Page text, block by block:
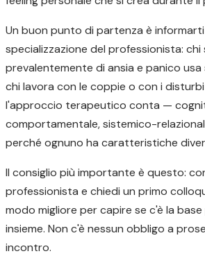
Un buon punto di partenza è informarti
specializzazione del professionista: chi
prevalentemente di ansia e panico
chi lavora con le coppie o con i
l'approccio terapeutico conta —
comportamentale, sistemico-
perché ognuno ha caratteristiche
Il consiglio più importante è questo:
professionista e chiedi un primo
modo migliore per capire se c'è la
insieme. Non c'è nessun obbligo a
incontro.